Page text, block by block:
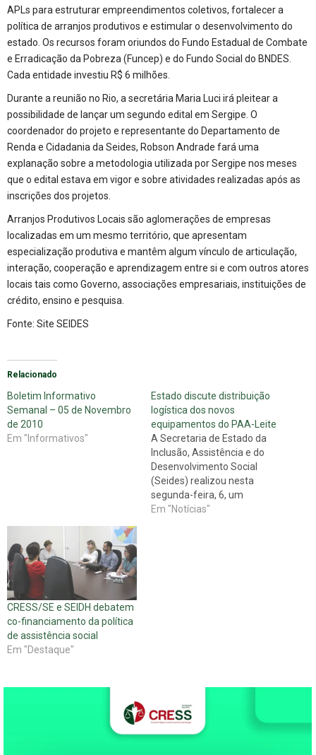
APLs para estruturar empreendimentos coletivos, fortalecer a
política de arranjos produtivos e estimular o desenvolvimento do
estado. Os recursos foram oriundos do Fundo Estadual de Combate
e Erradicação da Pobreza (Funcep) e do Fundo Social do BNDES.
Cada entidade investiu R$ 6 milhões.
Durante a reunião no Rio, a secretária Maria Luci irá pleitear a
possibilidade de lançar um segundo edital em Sergipe. O
coordenador do projeto e representante do Departamento de
Renda e Cidadania da Seides, Robson Andrade fará uma
explanação sobre a metodologia utilizada por Sergipe nos meses
que o edital estava em vigor e sobre atividades realizadas após as
inscrições dos projetos.
Arranjos Produtivos Locais são aglomerações de empresas
localizadas em um mesmo território, que apresentam
especialização produtiva e mantêm algum vínculo de articulação,
interação, cooperação e aprendizagem entre si e com outros atores
locais tais como Governo, associações empresariais, instituições de
crédito, ensino e pesquisa.
Fonte: Site SEIDES
Relacionado
Boletim Informativo
Semanal – 05 de Novembro
de 2010
Em "Informativos"
Estado discute distribuição
logística dos novos
equipamentos do PAA-Leite
A Secretaria de Estado da
Inclusão, Assistência e do
Desenvolvimento Social
(Seides) realizou nesta
segunda-feira, 6, um
encontro com
Em "Notícias"
CRESS/SE e SEIDH debatem
co-financiamento da política
de assistência social
Em "Destaque"